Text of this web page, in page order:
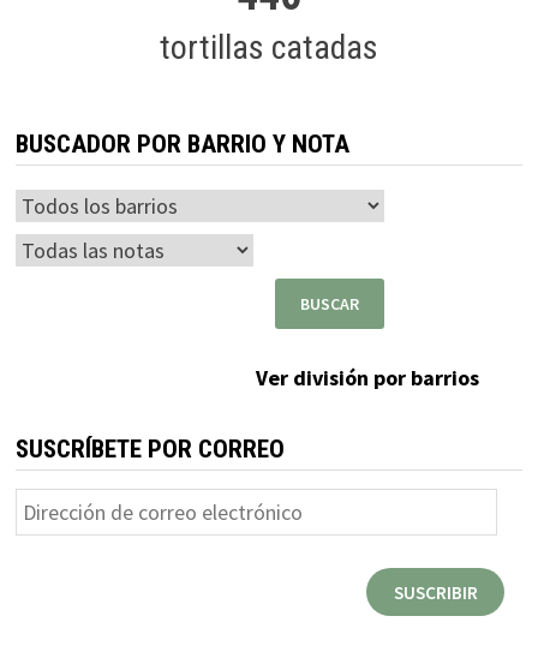
tortillas catadas
BUSCADOR POR BARRIO Y NOTA
Ver división por barrios
SUSCRÍBETE POR CORREO
Dirección
de
SUSCRIBIR